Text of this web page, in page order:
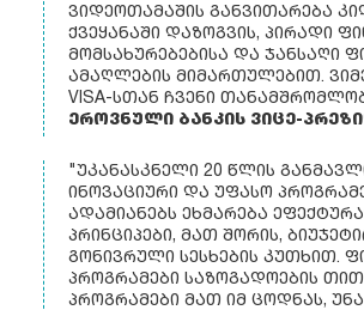
ᲕᲘᲓᲔᲝᲗᲐᲛᲐᲨᲘᲡ ᲒᲐᲜᲕᲘᲗᲐᲠᲔᲑᲐ
ᲥᲕᲔᲧᲐᲜᲐᲨᲘ ᲓᲐᲖᲝᲒᲕᲘᲡ, ᲞᲘᲠᲐᲓᲘ
ᲛᲝᲛᲡᲐᲮᲣᲠᲔᲑᲔᲑᲘᲡᲐ ᲓᲐ ᲯᲐᲜᲡᲐᲦᲘ
ᲐᲛᲐᲦᲚᲔᲑᲘᲡ ᲛᲘᲛᲐᲠᲗᲣᲚᲔᲑᲘᲗ.
VISA-ᲡᲗᲐᲜ ᲩᲕᲔᲜᲘ
ᲔᲠᲝᲕᲜᲣᲚᲘ ᲑᲐᲜᲙᲘᲡ ᲕᲘᲪᲔ-
"ᲣᲙᲐᲜᲐᲡᲙᲜᲔᲚᲘ 20 ᲬᲚᲘᲡ
ᲘᲜᲝᲕᲐᲪᲘᲣᲠᲘ ᲓᲐ ᲣᲤᲐᲡᲝ
ᲐᲓᲐᲛᲘᲐᲜᲔᲑᲡ ᲔᲮᲛᲐᲠᲔᲑᲐ
ᲞᲠᲘᲜᲪᲘᲞᲔᲑᲘ, ᲛᲐᲗ ᲨᲝᲠᲘᲡ,
ᲒᲝᲜᲘᲕᲠᲣᲚᲘ ᲡᲔᲡᲮᲔᲑᲘᲡ ᲙᲣᲗᲮᲘᲗ.
ᲞᲠᲝᲒᲠᲐᲛᲔᲑᲘ ᲡᲐᲖᲝᲒᲐᲓᲝᲔᲑᲘᲡ
ᲞᲠᲝᲒᲠᲐᲛᲔᲑᲘ ᲛᲐᲗ ᲘᲛ ᲪᲝᲓᲜᲐᲡ,